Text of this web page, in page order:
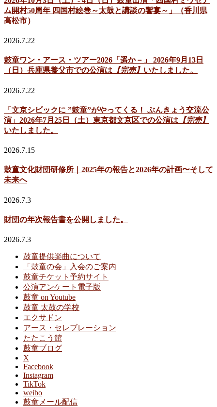
ム開村50周年 四国村絵巻～太鼓と講談の饗宴～」（香川県
高松市）
2026.7.22
鼓童ワン・アース・ツアー2026「遥か－」 2026年9月13日
（日）兵庫県養父市での公演は 【完売】 いたしました。
2026.7.22
「文京シビックに ”鼓童”がやってくる！ ぶんきょう交流公
演」2026年7月25日（土）東京都文京区での公演は 【完売】
いたしました。
2026.7.15
鼓童文化財団研修所｜2025年の報告と2026年の計画〜そして
未来へ
2026.7.3
財団の年次報告書を公開しました。
2026.7.3
鼓童提供楽曲について
「鼓童の会」入会のご案内
鼓童チケット予約サイト
公演アンケート電子版
鼓童 on Youtube
鼓童 太鼓の学校
エクサドン
アース・セレブレーション
たたこう館
鼓童ブログ
X
Facebook
Instagram
TikTok
weibo
鼓童メール配信